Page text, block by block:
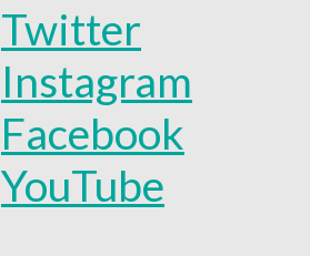
グッズ
ファンコミュニティ
普及・育成
ホームタウン
コラム
その他
TEAM
2026/27トップチーム
2026/27トップチームスタッフ
Twitter
Instagram
Facebook
YouTube